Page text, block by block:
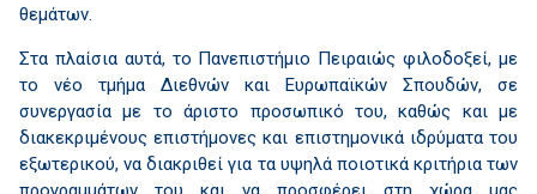
θεμάτων.
Στα πλαίσια αυτά, το Πανεπιστήμιο Πειραιώς φιλοδοξεί, με
το νέο τμήμα Διεθνών και Ευρωπαϊκών Σπουδών, σε
συνεργασία με το άριστο προσωπικό του, καθώς και με
διακεκριμένους επιστήμονες και επιστημονικά ιδρύματα του
εξωτερικού, να διακριθεί για τα υψηλά ποιοτικά κριτήρια των